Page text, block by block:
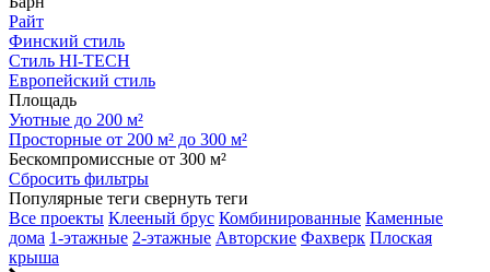
Райт
Финский стиль
Стиль HI-TECH
Европейский стиль
Площадь
Уютные до 200 м²
Просторные от 200 м² до 300 м²
Бескомпромиссные от 300 м²
Сбросить фильтры
Популярные теги свернуть теги
Все проекты Клееный брус Комбинированные Каменные
дома 1-этажные 2-этажные Авторские Фахверк Плоская
крыша